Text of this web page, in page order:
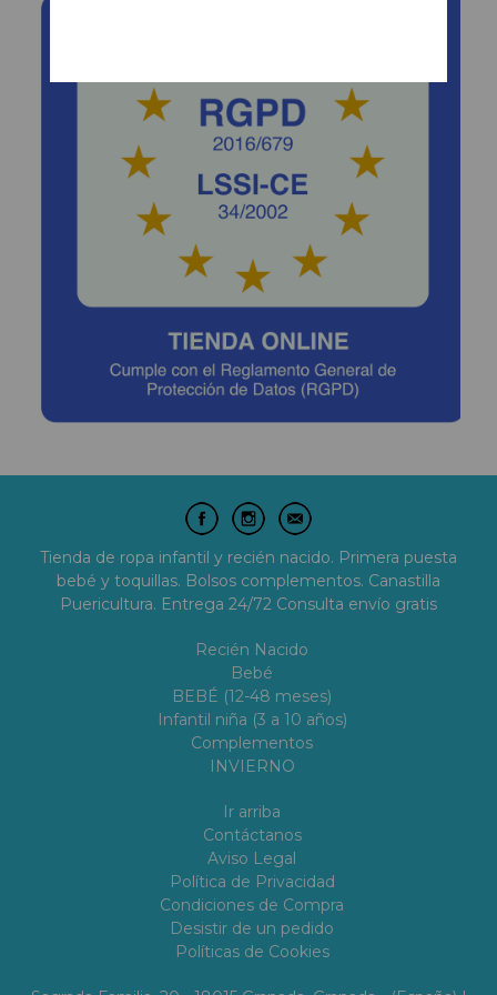
Tienda de ropa infantil y recién nacido. Primera puesta
bebé y toquillas. Bolsos complementos. Canastilla
Puericultura. Entrega 24/72 Consulta envío gratis
Recién Nacido
Bebé
BEBÉ (12-48 meses)
Infantil niña (3 a 10 años)
Complementos
INVIERNO
Ir arriba
Contáctanos
Aviso Legal
Política de Privacidad
Condiciones de Compra
Desistir de un pedido
Políticas de Cookies